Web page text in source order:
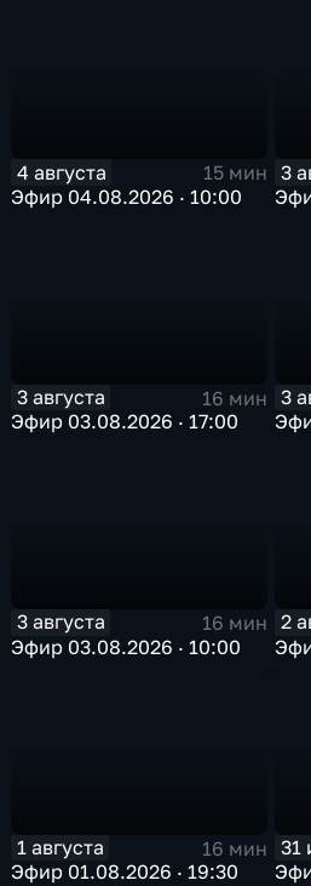
4 августа
15 мин
Эфир 04.08.2026 · 10:00
3
3 августа
16 мин
Эфир 03.08.2026 · 17:00
3
3 августа
16 мин
Эфир 03.08.2026 · 10:00
2
1 августа
16 мин
Эфир 01.08.2026 · 19:30
31